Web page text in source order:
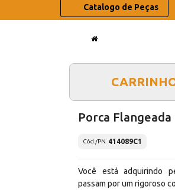
Catalogo de Peças
Porca Flangeada
Cód./PN 414089C1
Você está adquirindo
passam por um rigoroso